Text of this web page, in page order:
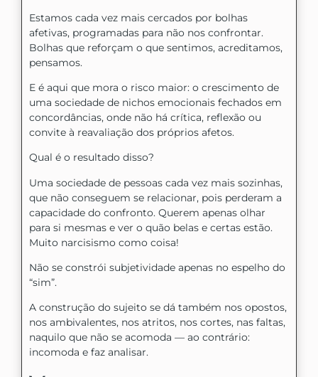
Estamos cada vez mais cercados por bolhas
afetivas, programadas para não nos confrontar.
Bolhas que reforçam o que sentimos, acreditamos,
pensamos.
E é aqui que mora o risco maior: o crescimento de
uma sociedade de nichos emocionais fechados em
concordâncias, onde não há crítica, reflexão ou
convite à reavaliação dos próprios afetos.
Qual é o resultado disso?
Uma sociedade de pessoas cada vez mais sozinhas,
que não conseguem se relacionar, pois perderam a
capacidade do confronto. Querem apenas olhar
para si mesmas e ver o quão belas e certas estão.
Muito narcisismo como coisa!
Não se constrói subjetividade apenas no espelho do
“sim”.
A construção do sujeito se dá também nos opostos,
nos ambivalentes, nos atritos, nos cortes, nas faltas,
naquilo que não se acomoda — ao contrário:
incomoda e faz analisar.